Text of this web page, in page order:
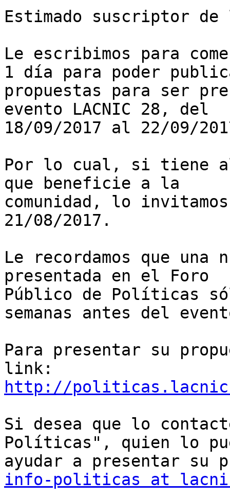
Estimado suscriptor
Le escribimos para
1 día para poder
propuestas para ser
evento LACNIC 28, del
18/09/2017 al 22/09/
Por lo cual, si tiene
que beneficie a la
comunidad, lo
21/08/2017.
Le recordamos que una
presentada en el Foro
Público de Políticas
semanas antes del
Para presentar su
http://
Si desea que lo
Políticas", quien lo
info-politicas at